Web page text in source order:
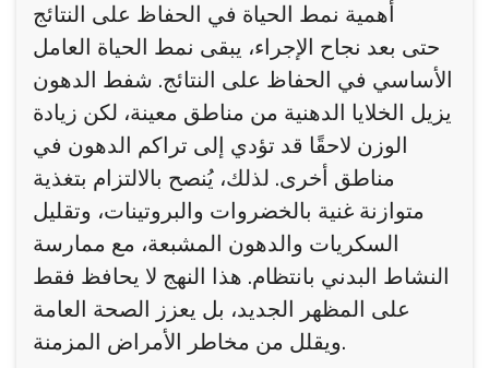
أهمية نمط الحياة في الحفاظ على النتائج
حتى بعد نجاح الإجراء، يبقى نمط الحياة العامل
الأساسي في الحفاظ على النتائج. شفط الدهون
يزيل الخلايا الدهنية من مناطق معينة، لكن زيادة
الوزن لاحقًا قد تؤدي إلى تراكم الدهون في
مناطق أخرى. لذلك، يُنصح بالالتزام بتغذية
متوازنة غنية بالخضروات والبروتينات، وتقليل
السكريات والدهون المشبعة، مع ممارسة
النشاط البدني بانتظام. هذا النهج لا يحافظ فقط
على المظهر الجديد، بل يعزز الصحة العامة
ويقلل من مخاطر الأمراض المزمنة.